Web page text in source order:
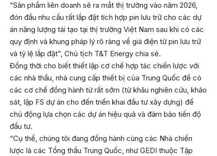
“Sản phẩm liên doanh sẽ ra mắt thị trường vào năm 2026,
đón đầu nhu cầu rất lắp đặt tích hợp pin lưu trữ cho các dự
án năng lượng tái tạo tại thị trường Việt Nam sau khi có các
quy định và khung pháp lý rõ ràng về giá điện từ pin lưu trữ
và tỷ lệ lắp đặt”, Chủ tịch T&T Energy chia sẻ.
Đồng thời cho biết thiết lập cơ chế hợp tác chiến lược với
các nhà thầu, nhà cung cấp thiết bị của Trung Quốc để có
các cơ chế đồng hành từ rất sớm (từ khâu nghiên cứu, khảo
sát, lập FS dự án cho đến triển khai đầu tư xây dựng) để
chủ động lựa chọn các dự án hiệu quả và đảm bảo tiến độ
đầu tư.
“Cụ thể, chúng tôi đang đồng hành cùng các Nhà chiến
lược là các Tổng thầu Trung Quốc, như GEDI thuộc Tập